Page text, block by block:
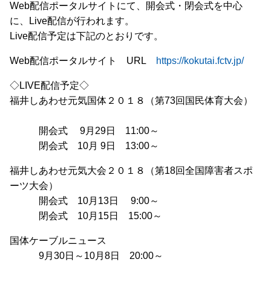
Web配信ポータルサイトにて、開会式・閉会式を中心
に、Live配信が行われます。
Live配信予定は下記のとおりです。
Web配信ポータルサイト URL https://kokutai.fctv.jp/
◇LIVE配信予定◇
福井しあわせ元気国体２０１８（第73回国民体育大会）
開会式 9月29日 11:00～
閉会式 10月 9日 13:00～
福井しあわせ元気大会２０１８（第18回全国障害者スポ
ーツ大会）
開会式 10月13日 9:00～
閉会式 10月15日 15:00～
国体ケーブルニュース
9月30日～10月8日 20:00～